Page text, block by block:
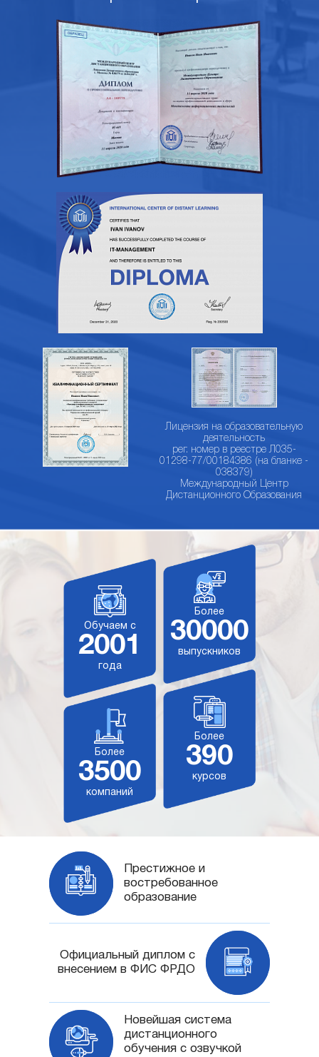
Лицензия на образовательную
деятельность
рег. номер в реестре Л035-
01298-77/00184386 (на бланке -
038379)
Международный Центр
Дистанционного Образования
Обучаем с
2001
года
Более
30000
выпускников
Более
3500
компаний
Более
390
курсов
Престижное и
востребованное
образование
Официальный диплом с
внесением в ФИС ФРДО
Новейшая система
дистанционного
обучения с озвучкой